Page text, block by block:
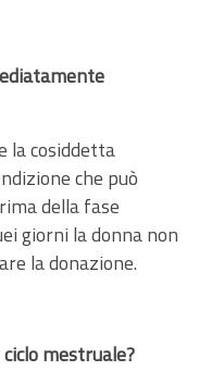
la cosiddetta
che può
della fase
giorni la donna non
la donazione.
mestruale?